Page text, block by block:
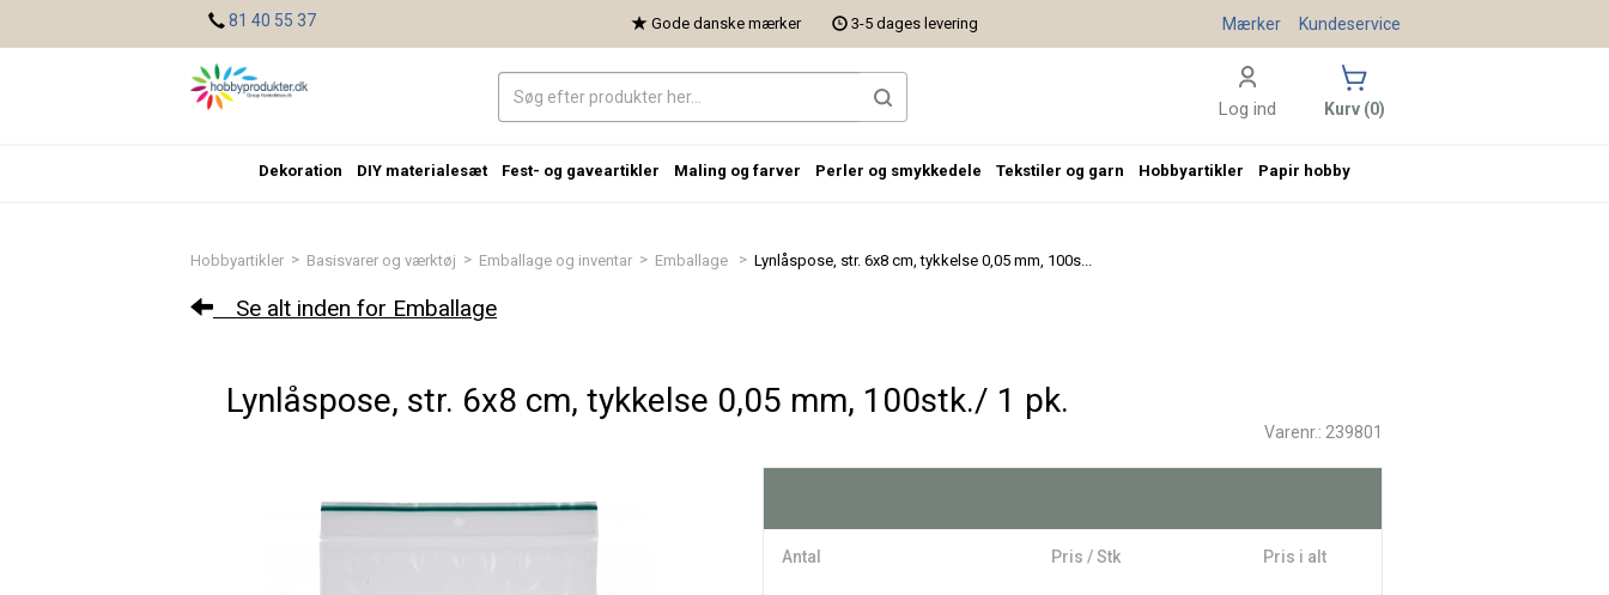
Hobbyartikler > Basisvarer og værktøj > Emballage og inventar > Emballage > Lynlåspose, str. 6x8 cm, tykkelse 0,05 mm, 100s...
Se alt inden for Emballage
Lynlåspose, str. 6x8 cm, tykkelse 0,05 mm, 100stk./ 1 pk.
Varenr.: 239801
Antal Pris / Stk Pris i alt
81 40 55 37 Gode danske mærker 3-5 dages levering Kundeservice
Mærker
Log ind Kurv (0)
Dekoration DIY materialesæt Fest- og gaveartikler Maling og farver Perler og smykkedele Tekstiler og garn Hobbyartikler Papir hobby